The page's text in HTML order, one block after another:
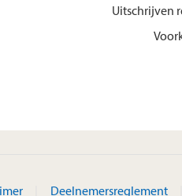
Uitschrijven
Deelnemersreglement